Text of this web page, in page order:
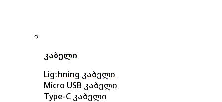
კაბელი
Ligthning კაბელი
Micro USB კაბელი
Type-C კაბელი